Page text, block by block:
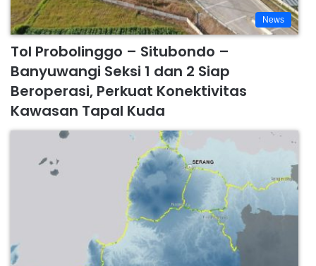
News
Tol Probolinggo – Situbondo –
Banyuwangi Seksi 1 dan 2 Siap
Beroperasi, Perkuat Konektivitas
Kawasan Tapal Kuda